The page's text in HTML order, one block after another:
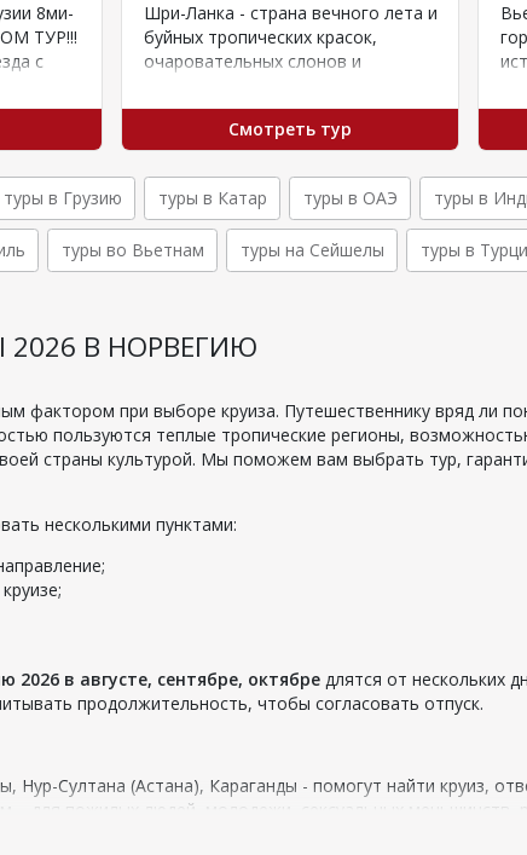
8ми-
ТУР!!!
с
Шри-Ланка - страна вечного лета и
буйных тропических красок,
очаровательных слонов и
настоящий тропический рай,
калейдоскоп…Смотреть тур
туры в Грузию туры в Катар туры в ОАЭ туры в
туры во Вьетнам туры на Сейшелы туры в
В НОРВЕГИЮ
фактором при выборе круиза. Путешественнику вряд ли
пользуются теплые тропические регионы,
страны культурой. Мы поможем вам выбрать тур,
несколькими пунктами:
2026 в августе, сентябре, октябре длятся от нескольких
продолжительность, чтобы согласовать отпуск.
Нур-Султана (Астана), Караганды - помогут найти круиз,
– для пожилых людей, молодежи, сексуальных меньшинств,